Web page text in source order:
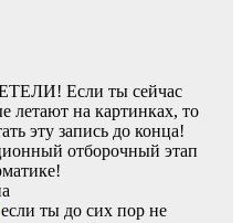
Если ты сейчас
летают на картинках, то
эту запись до конца!
отборочный этап
ты до сих пор не